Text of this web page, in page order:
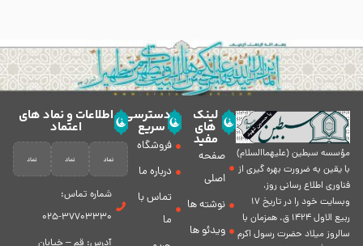
مؤسسه سبطين (عليهماالسلام)
با يقين به ضرورت بهره گیرى از
فناورى اطلاع رسانى روز،
وبسایت خود را در تاريخ 17
ربيع الاول 1424 ق. همزمان با
سالروز ميلاد حضرت رسول اكرم
لینک
های
مفید
صفحه
اصلی
نوشته ها
ویدئو ها
دسترسی
سریع
فروشگاه
درباره ما
تماس با
ما
اطلاعات و نماد های
اعتماد
شماره تماس:
37703330-025